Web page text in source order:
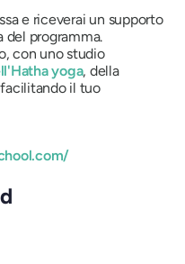
e riceverai un supporto
del programma.
con uno studio
yoga, della
il tuo